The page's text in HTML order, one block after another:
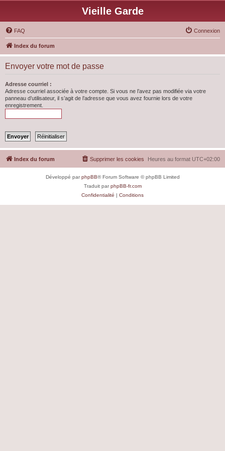
Vieille Garde
FAQ Connexion
Index du forum
Envoyer votre mot de passe
Adresse courriel :
Adresse courriel associée à votre compte. Si vous ne l’avez pas modifiée via votre
panneau d’utilisateur, il s’agit de l’adresse que vous avez fournie lors de votre
enregistrement.
Index du forum Heures au format UTC+02:00
Supprimer les cookies
Développé parphpBB® Forum Software © phpBB Limited
Traduit parphpBB-fr.com
Confidentialité | Conditions